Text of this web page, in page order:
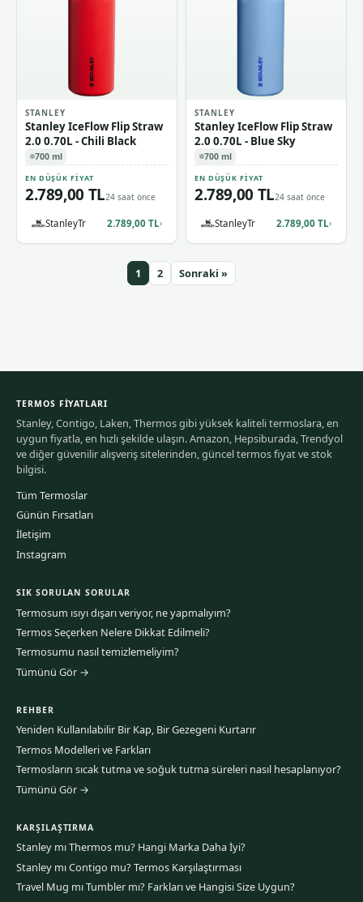
STANLEY
Stanley IceFlow Flip Straw
2.0 0.70L - Chili Black
700 ml
EN DÜŞÜK FIYAT
2.789,00 TL24 saat önce
StanleyTr 2.789,00 TL›
STANLEY
Stanley IceFlow Flip Straw
2.0 0.70L - Blue Sky
700 ml
EN DÜŞÜK FIYAT
2.789,00 TL24 saat önce
StanleyTr 2.789,00 TL›
1 2 Sonraki »
TERMOS FIYATLARI
Stanley, Contigo, Laken, Thermos gibi yüksek kaliteli termoslara, en
uygun fiyatla, en hızlı şekilde ulaşın. Amazon, Hepsiburada, Trendyol
ve diğer güvenilir alışveriş sitelerinden, güncel termos fiyat ve stok
bilgisi.
Tüm Termoslar
Günün Fırsatları
İletişim
Instagram
SIK SORULAN SORULAR
Termosum ısıyı dışarı veriyor, ne yapmalıyım?
Termos Seçerken Nelere Dikkat Edilmeli?
Termosumu nasıl temizlemeliyim?
Tümünü Gör →
REHBER
Yeniden Kullanılabilir Bir Kap, Bir Gezegeni Kurtarır
Termos Modelleri ve Farkları
Termosların sıcak tutma ve soğuk tutma süreleri nasıl hesaplanıyor?
Tümünü Gör →
KARŞILAŞTIRMA
Stanley mı Thermos mu? Hangi Marka Daha İyi?
Stanley mı Contigo mu? Termos Karşılaştırması
Travel Mug mı Tumbler mı? Farkları ve Hangisi Size Uygun?